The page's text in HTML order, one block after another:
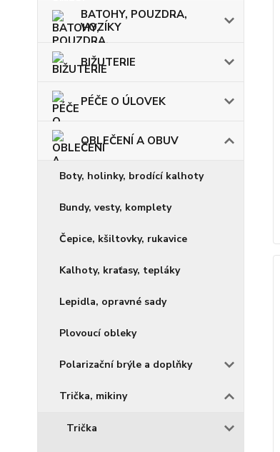
BATOHY, POUZDRA,
VOZÍKY
BIŽUTERIE
PÉČE O ÚLOVEK
OBLEČENÍ A OBUV
Boty, holinky, brodící kalhoty
Bundy, vesty, komplety
Čepice, kšiltovky, rukavice
Kalhoty, kraťasy, tepláky
Lepidla, opravné sady
Plovoucí obleky
Polarizační brýle a doplňky
Trička, mikiny
Trička